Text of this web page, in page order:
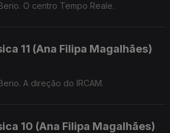
O centro Tempo Reale.
11 (Ana Filipa Magalhães)
A direção do IRCAM.
10 (Ana Filipa Magalhães)